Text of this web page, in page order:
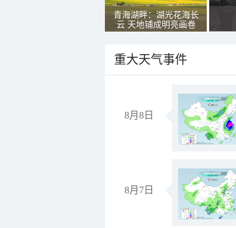
青海湖畔：湖光花海长
云 天地铺成明亮画卷
重大天气事件
8月8日
8月7日